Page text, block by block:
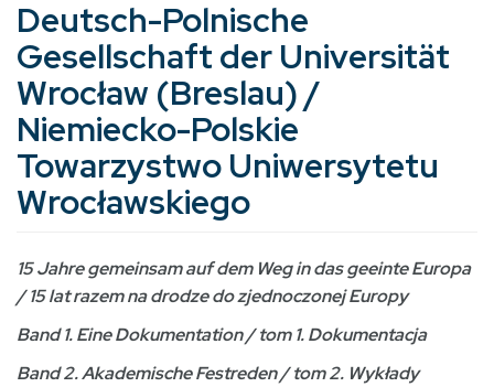
Deutsch-Polnische
Gesellschaft der Universität
Wrocław (Breslau) /
Niemiecko-Polskie
Towarzystwo Uniwersytetu
Wrocławskiego
15 Jahre gemeinsam auf dem Weg in das geeinte Europa
/ 15 lat razem na drodze do zjednoczonej Europy
Band 1. Eine Dokumentation/tom 1. Dokumentacja
Band 2. Akademische Festreden/tom 2. Wykłady